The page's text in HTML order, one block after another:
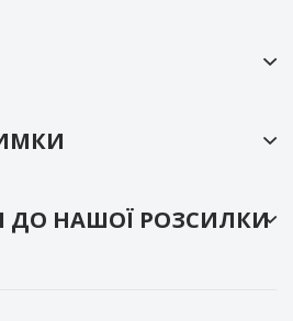
ДО НАШОЇ РОЗСИЛКИ